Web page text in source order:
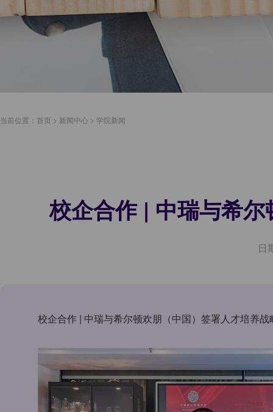
当前位置： 首页 > 新闻中心 > 学院新闻
校企合作 | 中瑞与希
日
校企合作 | 中瑞与希尔顿欢朋（中国）签署人才培养战